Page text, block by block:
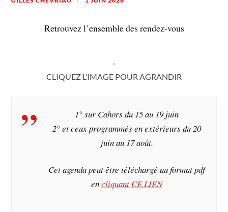
Retrouvez l’ensemble des rendez-vous
CLIQUEZ L’IMAGE POUR AGRANDIR
1° sur Cahors du 15 au 19 juin
2° et ceux programmés en extérieurs du 20
juin au 17 août.
Cet agenda peut être téléchargé au format pdf
encliquant CE LIEN